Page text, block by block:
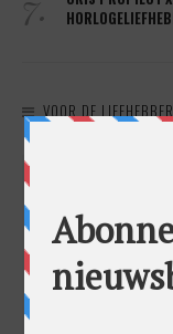
VOOR DE LIEFHEBBER